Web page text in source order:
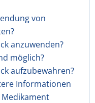
von
anzuwenden?
möglich?
aufzubewahren?
Informationen